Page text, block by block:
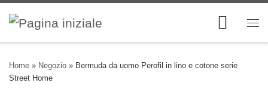
Skip to content
Home » Negozio » Bermuda da uomo Perofil in lino e cotone serie
Street Home